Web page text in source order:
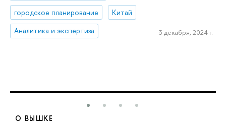
городское планирование
Китай
Аналитика и экспертиза
3 декабря, 2024 г.
О ВЫШКЕ